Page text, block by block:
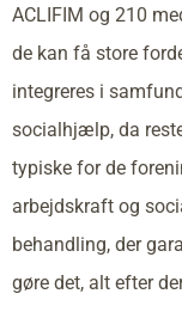
ACLIFIM og 210
de kan få store
integreres i
socialhjælp, da
typiske for de
arbejdskraft og
behandling, der
gøre det, alt efter